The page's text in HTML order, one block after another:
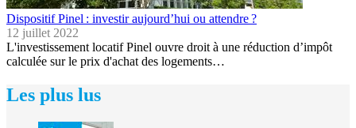
Dispositif Pinel : investir aujourd’hui ou attendre ?
12 juillet 2022
L'investissement locatif Pinel ouvre droit à une réduction d’impôt
calculée sur le prix d'achat des logements…
Les plus lus